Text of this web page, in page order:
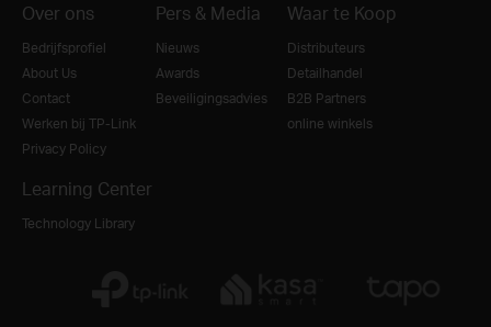
Over ons
Bedrijfsprofiel
About Us
Contact
Werken bij TP-Link
Privacy Policy
Pers & Media
Nieuws
Awards
Beveiligingsadvies
Waar te Koop
Distributeurs
Detailhandel
B2B Partners
online winkels
Learning Center
Technology Library